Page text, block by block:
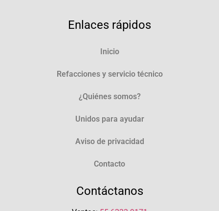
Enlaces rápidos
Inicio
Refacciones y servicio técnico
¿Quiénes somos?
Unidos para ayudar
Aviso de privacidad
Contacto
Contáctanos